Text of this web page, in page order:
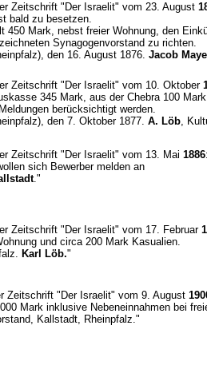
Zeitschrift "Der Israelit" vom 23. August
bald zu besetzen.
450 Mark, nebst freier Wohnung, den
Synagogenvorstand zu richten.
den 16. August 1876. Jacob
Zeitschrift "Der Israelit" vom 10. Oktober
345 Mark, aus der Chebra 100
berücksichtigt werden.
den 7. Oktober 1877. A. Löb,
Zeitschrift "Der Israelit" vom 13. Mai 1886
sich Bewerber melden an
."
Zeitschrift "Der Israelit" vom 17. Februar
und circa 200 Mark Kasualien.
Karl Löb."
Zeitschrift "Der Israelit" vom 9. August
Mark inklusive Nebeneinnahmen bei
Kallstadt, Rheinpfalz."